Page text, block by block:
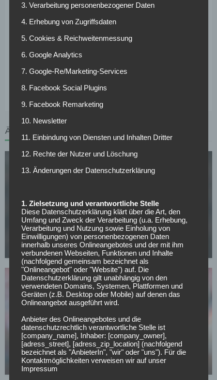
Jährigen nachgesagt. Die Hessen stehen nach der Saison
womöglich ohne Stammkeeper dar, da Lukáš Hrádecký
seinen am Saisonende auslaufenden Vertrag noch nicht
verlängert hat. Der Marktwert von Sven Ulreich wird laut
Transfermarkt“ auf 2 Millionen Euro taxiert. Der Keeper
und konnte dabei in neun Partien ohne Gegentreffer
bleiben.
ÄHNLICHE ARTIKEL
FC BAYERN MÜNCHEN
CL-Sieg und dann weg? PSG-Star im Visier von
europäischen Topklubs
08.05.2026
BUNDESLIGA
Bayern-Legende Lizarazu warnt: Dieses Risiko
sollte Kompany gegen PSG vermeiden
05.05.2026
3. Verarbeitung personenbezogener Daten
4. Erhebung von Zugriffsdaten
5. Cookies & Reichweitenmessung
6. Google Analytics
7. Google-Re/Marketing-Services
8. Facebook Social Plugins
9. Facebook Remarketing
10. Newsletter
11. Einbindung von Diensten und Inhalten Dritter
12. Rechte der Nutzer und Löschung
13. Änderungen der Datenschutzerklärung
1. Zielsetzung und verantwortliche Stelle
Diese Datenschutzerklärung klärt über die Art, den
Umfang und Zweck der Verarbeitung (u.a. Erhebung,
Verarbeitung und Nutzung sowie Einholung von
Einwilligungen) von personenbezogenen Daten
innerhalb unseres Onlineangebotes und der mit ihm
verbundenen Webseiten, Funktionen und Inhalte
(nachfolgend gemeinsam bezeichnet als
"Onlineangebot" oder "Website") auf. Die
Datenschutzerklärung gilt unabhängig von den
verwendeten Domains, Systemen, Plattformen und
Geräten (z.B. Desktop oder Mobile) auf denen das
Onlineangebot ausgeführt wird.
Anbieter des Onlineangebotes und die
datenschutzrechtlich verantwortliche Stelle ist
[company_name], Inhaber: [company_owner],
[adress_street], [adress_zip_location] (nachfolgend
bezeichnet als "AnbieterIn", "wir" oder "uns"). Für die
Kontaktmöglichkeiten verweisen wir auf unser
Impressum